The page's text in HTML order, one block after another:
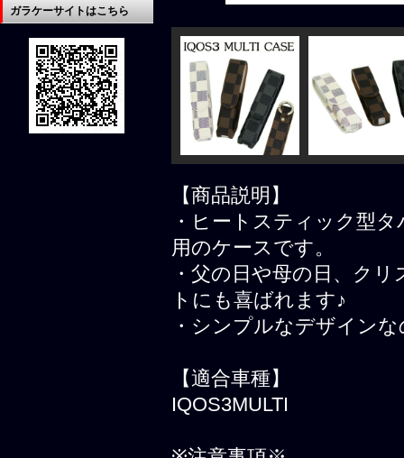
【商品説明】
・ヒートスティック型
用のケースです。
・父の日や母の日、ク
トにも喜ばれます♪
・シンプルなデザイン
【適合車種】
IQOS3MULTI
ガラケーサイトはこちら